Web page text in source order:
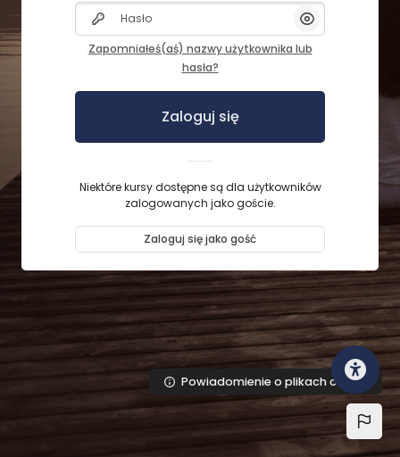
Hasło
Pokaż/Ukryj
Zapomniałeś(aś) nazwy użytkownika lub
hasła?
Zaloguj się
Niektóre kursy dostępne są dla użytkowników
zalogowanych jako goście.
Zaloguj się jako gość
Powiadomienie o plikach cookie